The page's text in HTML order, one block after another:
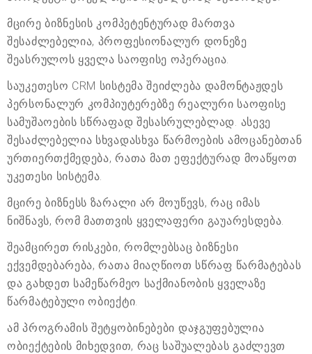
მცირე ბიზნესის კომპეტენტურად მართვა
შესაძლებელია, პროფესიონალურ დონეზე
შეასრულოს ყველა საოფისე ოპერაცია.
საუკეთესო CRM სისტემა შეიძლება დამონტაჟდეს
პერსონალურ კომპიუტერებზე რეალური საოფისე
სამუშაოების სწრაფად შესასრულებლად. ასევე
შესაძლებელია სხვადასხვა წარმოების ამოცანებთან
ურთიერთქმედება, რათა მათ ეფექტურად მოაწყოთ
უკეთესი სისტემა.
მცირე ბიზნესს ზარალი არ მოუწევს, რაც იმას
ნიშნავს, რომ მათთვის ყველაფერი გაუარესდება.
შეამცირეთ რისკები, რომლებსაც ბიზნესი
ექვემდებარება, რათა მიაღწიოთ სწრაფ წარმატებას
და გახდეთ სამეწარმეო საქმიანობის ყველაზე
წარმატებული ობიექტი.
ამ პროგრამის შეტყობინებები დაჯგუფებულია
ობიექტების მიხედვით, რაც საშუალებას გაძლევთ